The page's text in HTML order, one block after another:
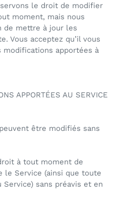
le droit de modifier
moment, mais nous
de mettre à jour les
Vous acceptez qu’il vous
apportées à
APPORTÉES AU SERVICE
être modifiés sans
à tout moment de
le Service (ainsi que toute
sans préavis et en